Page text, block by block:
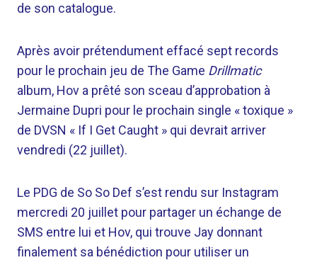
de son catalogue.
Après avoir prétendument effacé sept records
pour le prochain jeu de The Game Drillmatic
album, Hov a prêté son sceau d’approbation à
Jermaine Dupri pour le prochain single « toxique »
de DVSN « If I Get Caught » qui devrait arriver
vendredi (22 juillet).
Le PDG de So So Def s’est rendu sur Instagram
mercredi 20 juillet pour partager un échange de
SMS entre lui et Hov, qui trouve Jay donnant
finalement sa bénédiction pour utiliser un